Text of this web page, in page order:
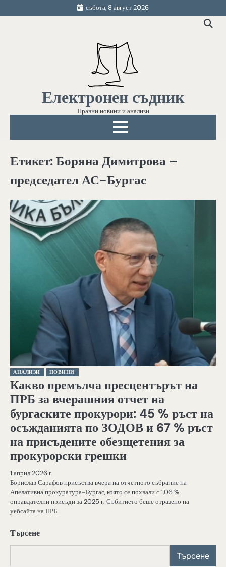
to
събота, 8 август 2026
Електронен съдник
Правни новини и анализи
Етикет:Боряна Димитрова –
председател АС-Бургас
АНАЛИЗИ НОВИНИ
Какво премълча пресцентърът на
ПРБ за вчерашния отчет на
бургаските прокурори: 45 % ръст на
осъжданията по ЗОДОВ и 67 % ръст
на присъдените обезщетения за
прокурорски грешки
1 април 2026 г.
Борислав Сарафов присъства вчера на отчетното събрание на
Апелативна прокуратура-Бургас, която се похвали с 1,06 %
оправдателни присъди за 2025 г. Събитието беше отразено на
уебсайта на ПРБ.
Търсене
Търсене